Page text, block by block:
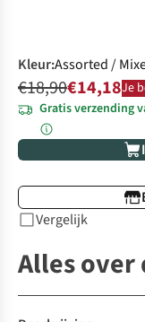
Kleur:Assorted /
€18,90€14,18Je
Gratis verzending
Vergelijk
Alles